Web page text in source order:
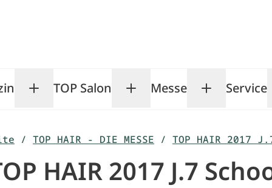
Toggle Magazin submenu
TOP Salon Toggle TOP Salon
Messe ToggleService
/ TOP HAIR - DIE MESSE / TOP HAIR 2017
HAIR 2017 J.7